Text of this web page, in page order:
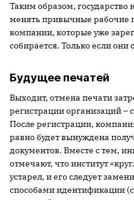
Таким образом, государство
менять привычные рабочие
компании, которые уже
собирается. Только если они
Будущее печатей
Выходит, отмена печати
регистрации организаций –
После регистрации,
равно будет вынуждена
документов. Вместе с тем,
отмечают, что институт
устарел, и его следует
способами идентификации